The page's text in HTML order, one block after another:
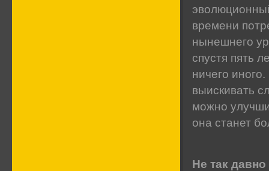
времени
нынешнего
спустя пять
ничего
выискивать
можно
она станет
Не так